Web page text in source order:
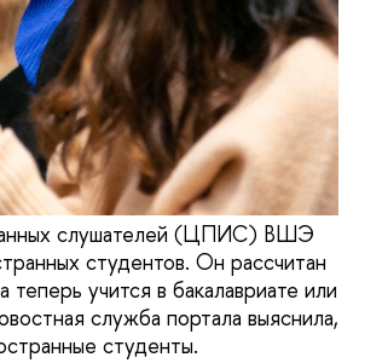
слушателей (ЦПИС) ВШЭ
студентов. Он рассчитан
учится в бакалавриате или
служба портала выяснила,
студенты.